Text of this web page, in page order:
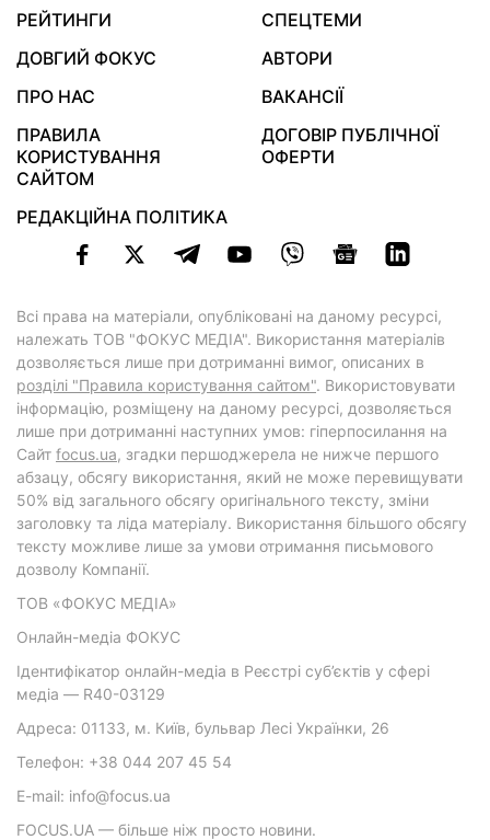
РЕЙТИНГИ
СПЕЦТЕМИ
ДОВГИЙ ФОКУС
АВТОРИ
ПРО НАС
ВАКАНСІЇ
ПРАВИЛА
КОРИСТУВАННЯ
САЙТОМ
ДОГОВІР ПУБЛІЧНОЇ
ОФЕРТИ
РЕДАКЦІЙНА ПОЛІТИКА
Всі права на матеріали, опубліковані на даному ресурсі,
належать ТОВ "ФОКУС МЕДІА". Використання матеріалів
дозволяється лише при дотриманні вимог, описаних в
розділі "Правила користування сайтом". Використовувати
інформацію, розміщену на даному ресурсі, дозволяється
лише при дотриманні наступних умов: гіперпосилання на
Cайт focus.ua, згадки першоджерела не нижче першого
абзацу, обсягу використання, який не може перевищувати
50% від загального обсягу оригінального тексту, зміни
заголовку та ліда матеріалу. Використання більшого обсягу
тексту можливе лише за умови отримання письмового
дозволу Компанії.
ТОВ «ФОКУС МЕДІА»
Онлайн-медіа ФОКУС
Ідентифікатор онлайн-медіа в Реєстрі суб’єктів у сфері
медіа — R40-03129
Адреса: 01133, м. Київ, бульвар Лесі Українки, 26
Телефон: +38 044 207 45 54
E-mail: info@focus.ua
FOCUS.UA — більше ніж просто новини.